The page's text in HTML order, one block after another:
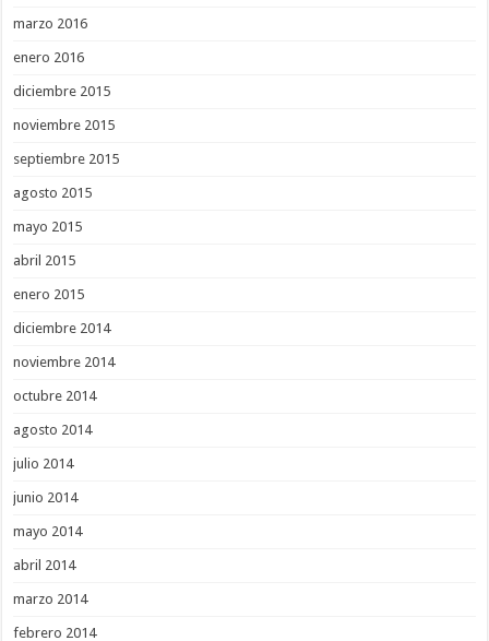
marzo 2016
enero 2016
diciembre 2015
noviembre 2015
septiembre 2015
agosto 2015
mayo 2015
abril 2015
enero 2015
diciembre 2014
noviembre 2014
octubre 2014
agosto 2014
julio 2014
junio 2014
mayo 2014
abril 2014
marzo 2014
febrero 2014